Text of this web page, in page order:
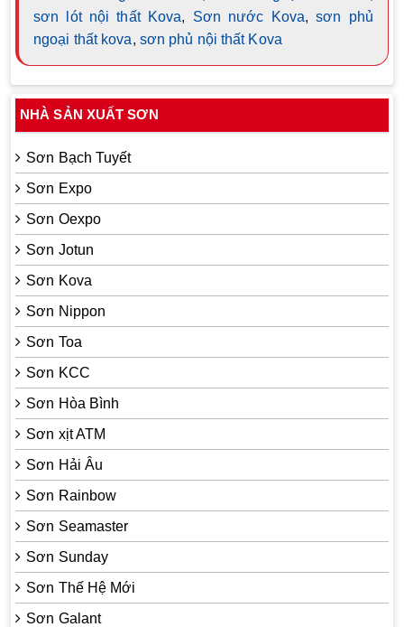
sơn lót nội thất Kova, Sơn nước Kova,sơn phủ
ngoại thất kova, sơn phủ nội thất Kova
NHÀ SẢN XUẤT SƠN
Sơn Bạch Tuyết
Sơn Expo
Sơn Oexpo
Sơn Jotun
Sơn Kova
Sơn Nippon
Sơn Toa
Sơn KCC
Sơn Hòa Bình
Sơn xịt ATM
Sơn Hải Âu
Sơn Rainbow
Sơn Seamaster
Sơn Sunday
Sơn Thế Hệ Mới
Sơn Galant